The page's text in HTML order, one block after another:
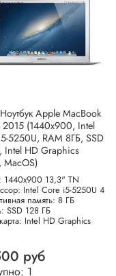
Apple MacBook
(1440x900, Intel
5250U, RAM 8ГБ, SSD
Intel HD Graphics
1440x900 13,3" TN
Intel Core i5-5250U 4
память: 8 ГБ
SSD 128 ГБ
Intel HD Graphics
руб
1